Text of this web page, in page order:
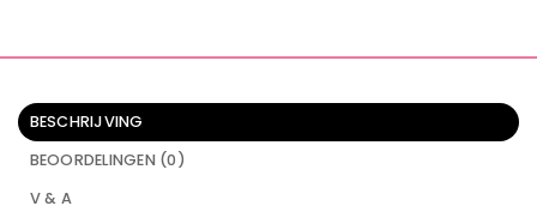
BESCHRIJVING
BEOORDELINGEN (0)
V & A